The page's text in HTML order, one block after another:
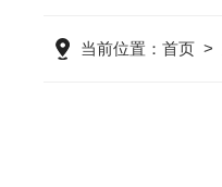
当前位置：首页 >